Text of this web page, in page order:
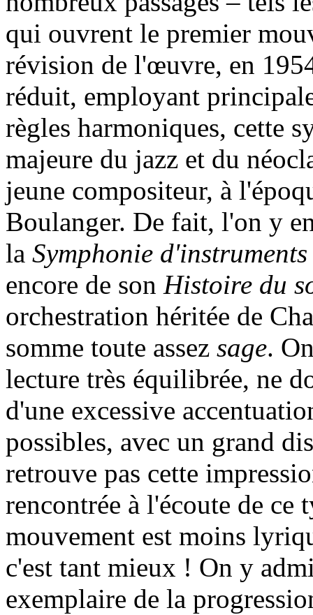
qui ouvrent le premier
révision de l'œuvre, en
réduit, employant
règles harmoniques, cette
majeure du jazz et du
jeune compositeur, à
Boulanger. De fait, l'on y
la Symphonie
encore de son Histoire du
orchestration héritée de
somme toute assez sage.
lecture très équilibrée, ne
d'une excessive
possibles, avec un grand
retrouve pas cette
rencontrée à l'écoute de
mouvement est moins
c'est tant mieux ! On y
exemplaire de la